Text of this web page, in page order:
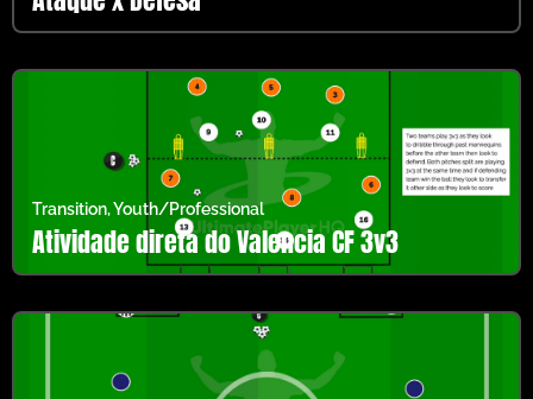
Transition,Youth/Professional
Atividade direta do Valencia CF 3v3